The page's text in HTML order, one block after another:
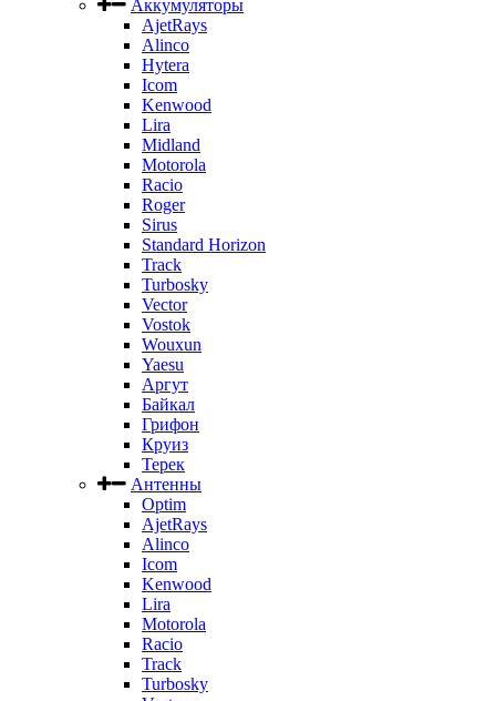
Аккумуляторы
AjetRays
Alinco
Hytera
Icom
Kenwood
Lira
Midland
Motorola
Racio
Roger
Sirus
Standard Horizon
Track
Turbosky
Vector
Vostok
Wouxun
Yaesu
Аргут
Байкал
Грифон
Круиз
Терек
Антенны
Optim
AjetRays
Alinco
Icom
Kenwood
Lira
Motorola
Racio
Track
Turbosky